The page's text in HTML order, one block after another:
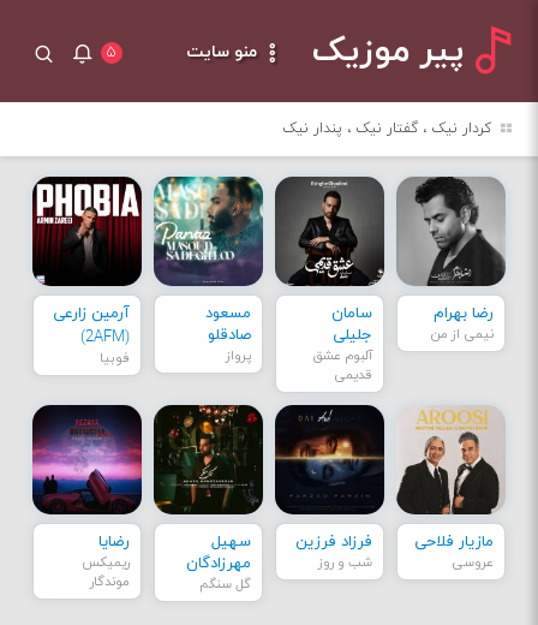
پیر موزیک منو سایت ۵
کردار نیک ، گفتار نیک ، پندار نیک
رضا بهرام
نیمی از من
سامان
جلیلی
آلبوم عشق
قدیمی
مسعود
صادقلو
پرواز
آرمین زارعی
(2AFM)
فوبیا
مازیار فلاحی
عروسی
فرزاد فرزین
شب و روز
سهیل
مهرزادگان
گل سنگم
رضایا
ریمیکس
موندگار